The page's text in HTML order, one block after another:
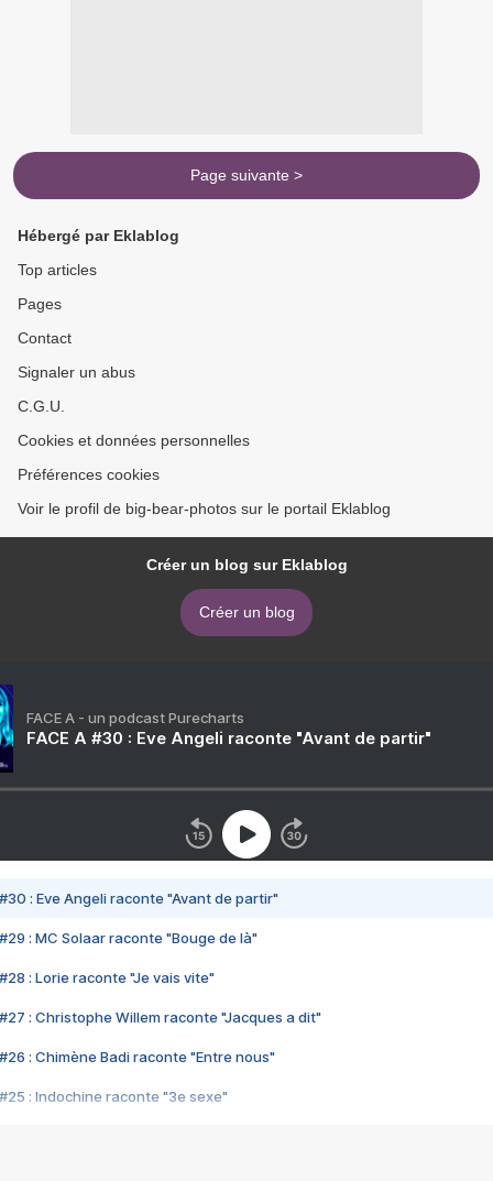
Page suivante >
Hébergé par Eklablog
Top articles
Pages
Contact
Signaler un abus
C.G.U.
Cookies et données personnelles
Préférences cookies
Voir le profil de big-bear-photos sur le portail Eklablog
Créer un blog sur Eklablog
Créer un blog
FACE A - un podcast Purecharts
FACE A #30 : Eve Angeli raconte "Avant de partir"
#30 : Eve Angeli raconte "Avant de partir"
#29 : MC Solaar raconte "Bouge de là"
#28 : Lorie raconte "Je vais vite"
#27 : Christophe Willem raconte "Jacques a dit"
#26 : Chimène Badi raconte "Entre nous"
#25 : Indochine raconte "3e sexe"